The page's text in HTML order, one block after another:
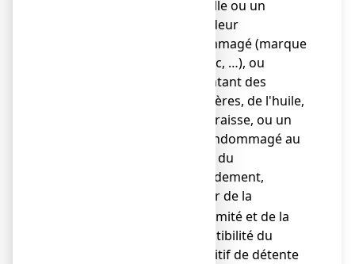
bouteille ou un
détendeur
endommagé (marque
de choc, …), ou
présentant des
poussières, de l'huile,
de la graisse, ou un
joint endommagé au
niveau du
raccordement,
s'assurer de la
conformité et de la
compatibilité du
dispositif de détente